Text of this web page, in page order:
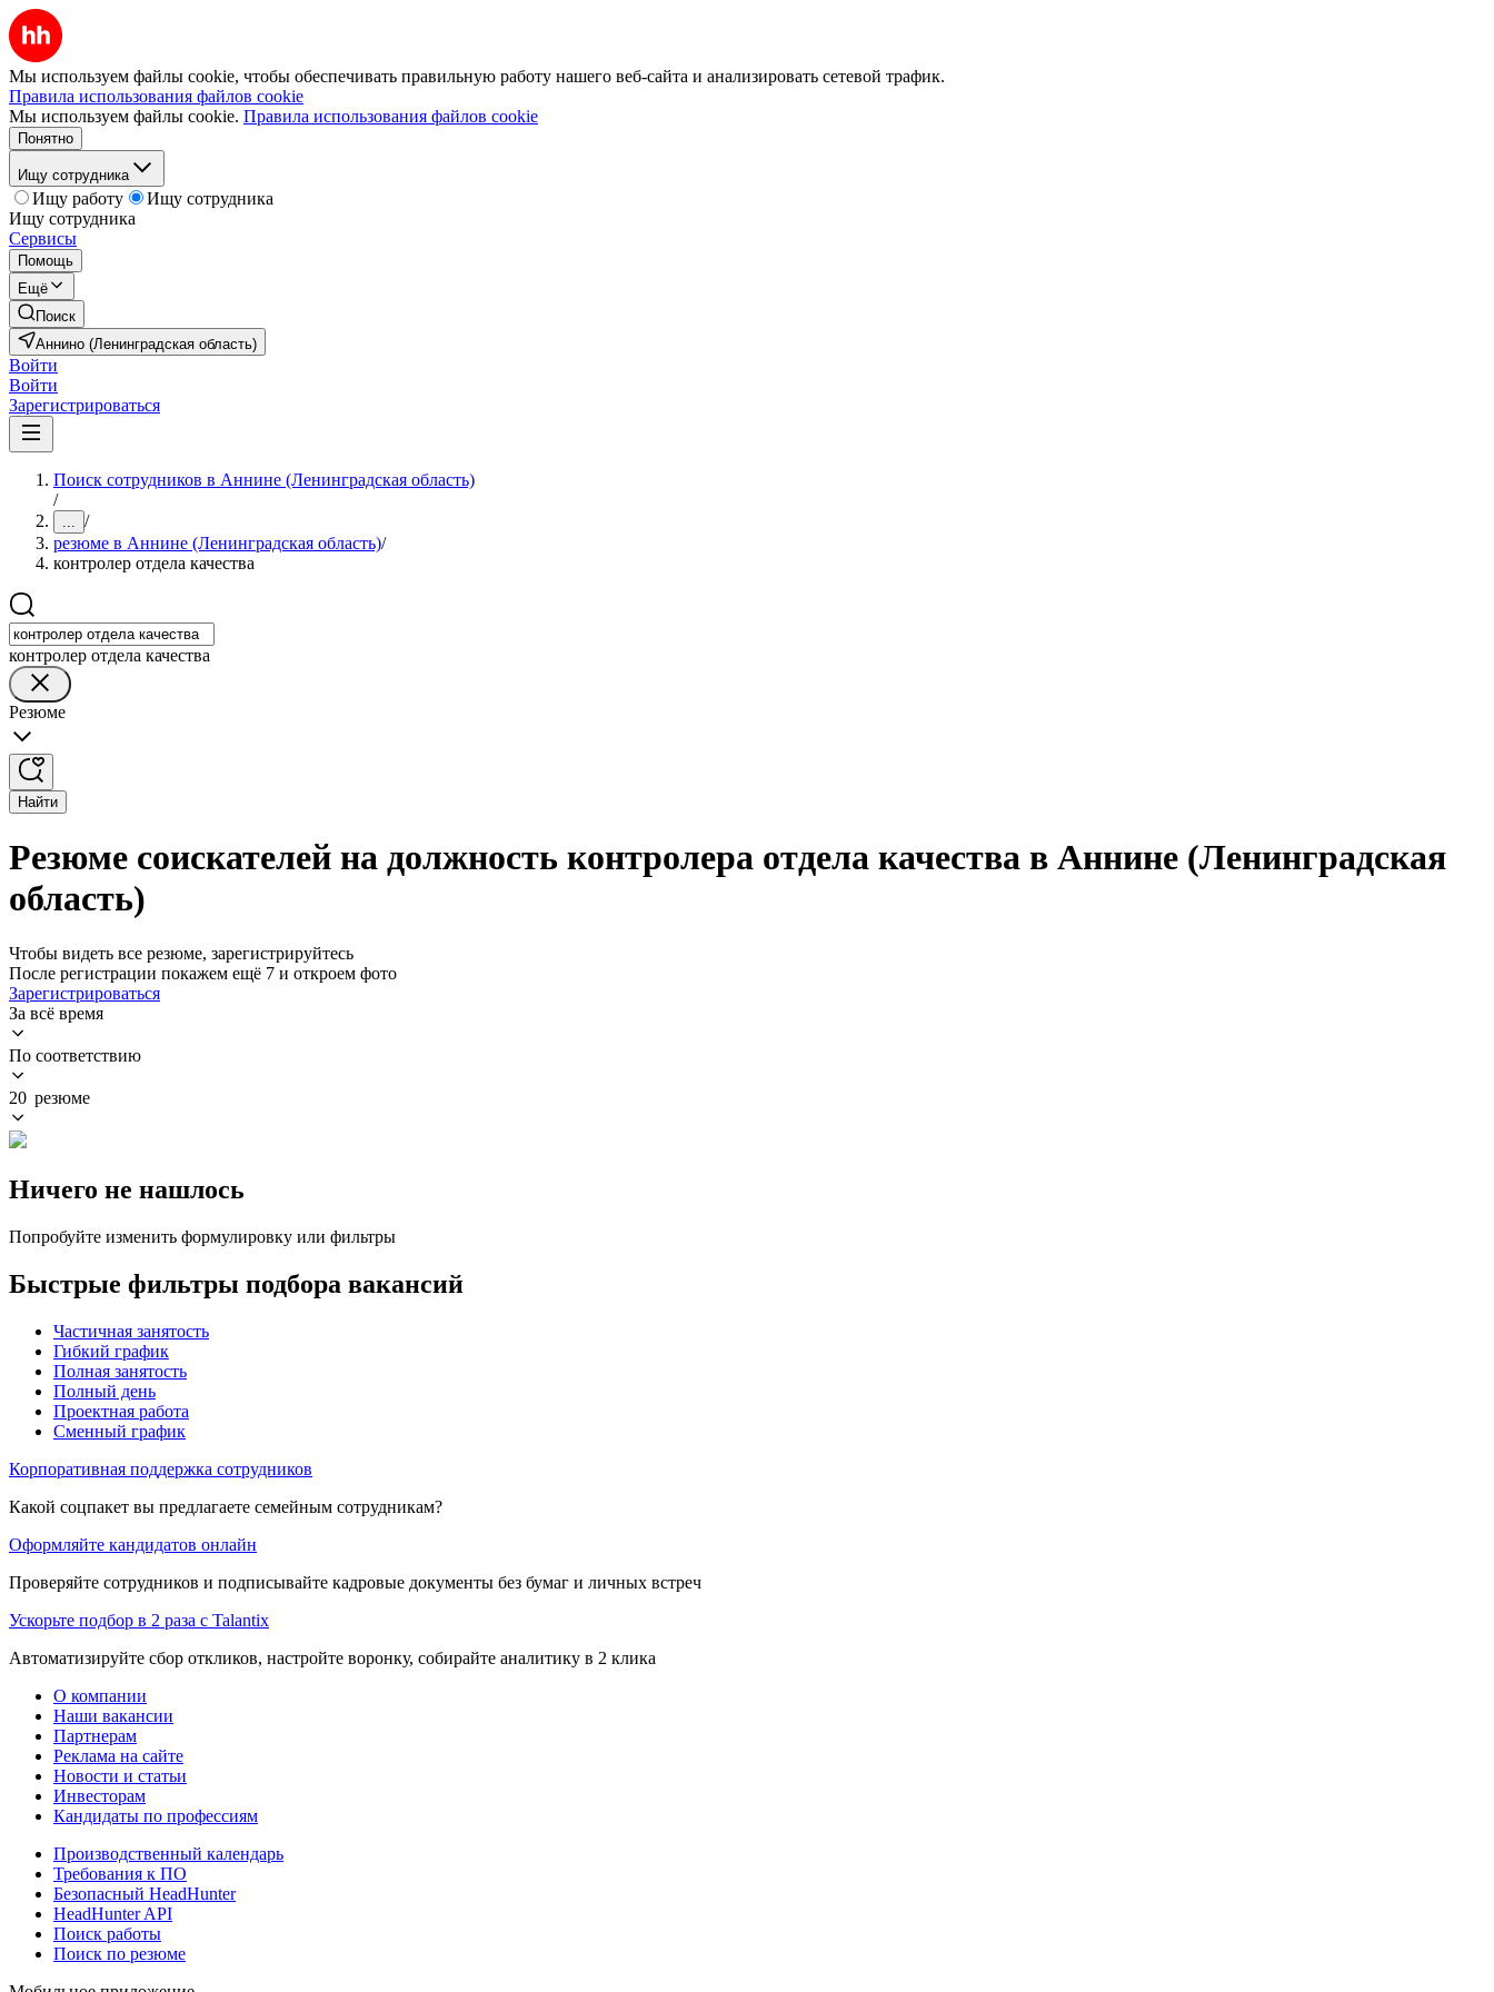
Мы используем файлы cookie, чтобы обеспечивать правильную работу нашего веб-сайта и анализировать сетевой трафик.
Правила использования файлов cookie
Мы используем файлы cookie. Правила использования файлов cookie
Понятно
Ищу сотрудника
Ищу работу
Ищу сотрудника
Ищу сотрудника
Сервисы
Помощь
Ещё
Поиск
Аннино (Ленинградская область)
Войти
Войти
Зарегистрироваться
Поиск сотрудников в Аннине (Ленинградская область)
/
... /
резюме в Аннине (Ленинградская область)/
контролер отдела качества
контролер отдела качества
Резюме
Найти
Резюме соискателей на должность контролера отдела качества в Аннине (Ленинградская
область)
Чтобы видеть все резюме, зарегистрируйтесь
После регистрации покажем ещё 7 и откроем фото
Зарегистрироваться
За всё время
По соответствию
20 резюме
Ничего не нашлось
Попробуйте изменить формулировку или фильтры
Быстрые фильтры подбора вакансий
Частичная занятость
Гибкий график
Полная занятость
Полный день
Проектная работа
Сменный график
Корпоративная поддержка сотрудников
Какой соцпакет вы предлагаете семейным сотрудникам?
Оформляйте кандидатов онлайн
Проверяйте сотрудников и подписывайте кадровые документы без бумаг и личных встреч
Ускорьте подбор в 2 раза с Talantix
Автоматизируйте сбор откликов, настройте воронку, собирайте аналитику в 2 клика
О компании
Наши вакансии
Партнерам
Реклама на сайте
Новости и статьи
Инвесторам
Кандидаты по профессиям
Производственный календарь
Требования к ПО
Безопасный HeadHunter
HeadHunter API
Поиск работы
Поиск по резюме